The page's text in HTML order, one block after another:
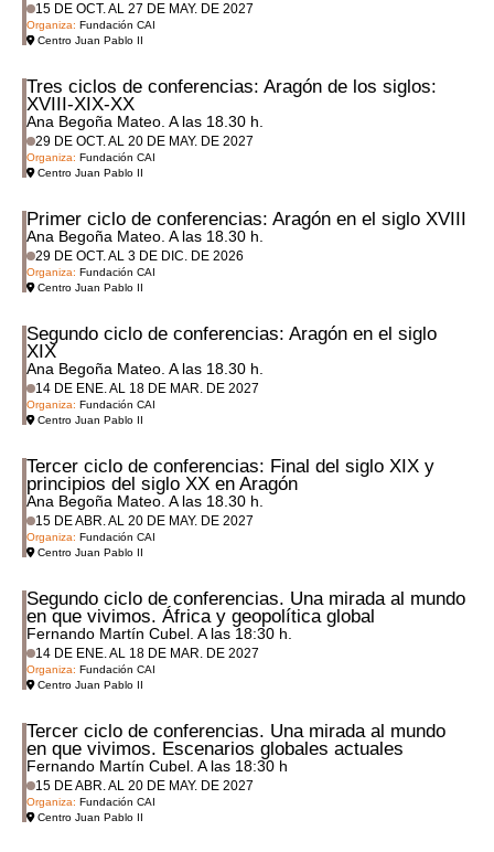
15 DE OCT. AL 27 DE MAY. DE 2027
Organiza: Fundación CAI
Centro Juan Pablo II
Tres ciclos de conferencias: Aragón de los siglos:
XVIII-XIX-XX
Ana Begoña Mateo. A las 18.30 h.
29 DE OCT. AL 20 DE MAY. DE 2027
Organiza: Fundación CAI
Centro Juan Pablo II
Primer ciclo de conferencias: Aragón en el siglo XVIII
Ana Begoña Mateo. A las 18.30 h.
29 DE OCT. AL 3 DE DIC. DE 2026
Organiza: Fundación CAI
Centro Juan Pablo II
Segundo ciclo de conferencias: Aragón en el siglo
XIX
Ana Begoña Mateo. A las 18.30 h.
14 DE ENE. AL 18 DE MAR. DE 2027
Organiza: Fundación CAI
Centro Juan Pablo II
Tercer ciclo de conferencias: Final del siglo XIX y
principios del siglo XX en Aragón
Ana Begoña Mateo. A las 18.30 h.
15 DE ABR. AL 20 DE MAY. DE 2027
Organiza: Fundación CAI
Centro Juan Pablo II
Segundo ciclo de conferencias. Una mirada al mundo
en que vivimos. África y geopolítica global
Fernando Martín Cubel. A las 18:30 h.
14 DE ENE. AL 18 DE MAR. DE 2027
Organiza: Fundación CAI
Centro Juan Pablo II
Tercer ciclo de conferencias. Una mirada al mundo
en que vivimos. Escenarios globales actuales
Fernando Martín Cubel. A las 18:30 h
15 DE ABR. AL 20 DE MAY. DE 2027
Organiza: Fundación CAI
Centro Juan Pablo II